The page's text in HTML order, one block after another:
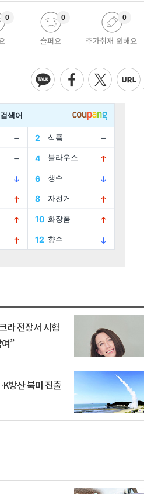
0
슬퍼요
0
추가취재 원해요
0
”
방산 북미 진출